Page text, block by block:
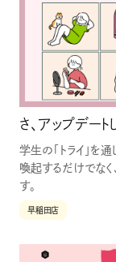
さ、アップデー
学生の「トライ」を
喚起するだけでな
す。
早稲田店